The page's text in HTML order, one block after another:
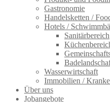
Gastronomie
Handelsketten /
Hotels /
Sanitärbereich
Wasserwirtschaft
Immobilien /
Über uns
Jobangebote